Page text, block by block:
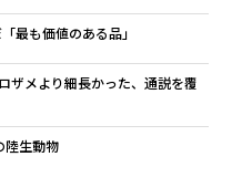
最も価値のある品」
ザメより細長かった、通説を覆
陸生動物